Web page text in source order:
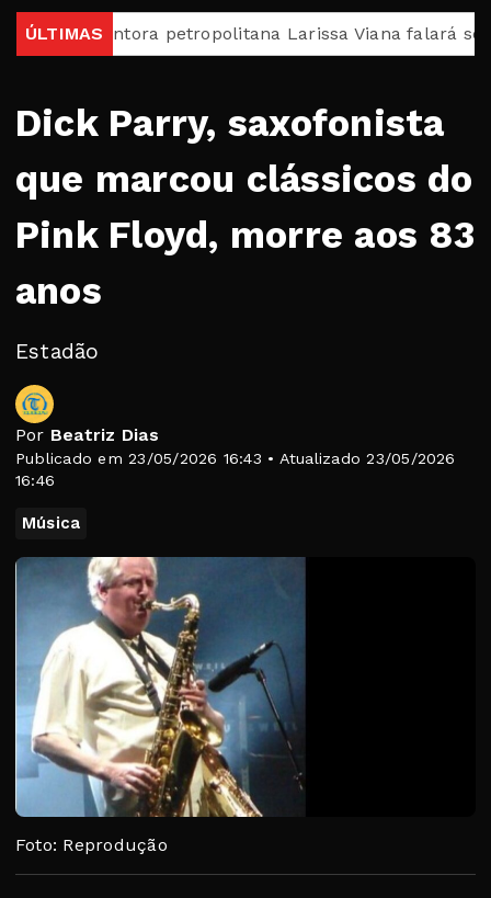
ÚLTIMAS
Cantora petropolitana Larissa Viana falará sobre a
Dick Parry, saxofonista
que marcou clássicos do
Pink Floyd, morre aos 83
anos
Estadão
Por Beatriz Dias
Publicado em 23/05/2026 16:43 • Atualizado 23/05/2026
16:46
Música
Foto: Reprodução